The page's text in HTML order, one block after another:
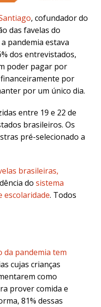
, cofundador do
das favelas do
pandemia estava
dos entrevistados,
poder pagar por
por
por um único dia.
entre 19 e 22 de
brasileiros. Os
pré-selecionado a
brasileiras,
do sistema
escolaridade. Todos
da pandemia tem
cujas crianças
como
prover comida e
81% dessas